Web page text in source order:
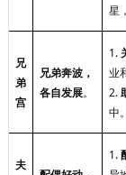
星
兄
弟
宫
兄弟奔波，
各自发展。
1.
业
2.
中。
夫
1.